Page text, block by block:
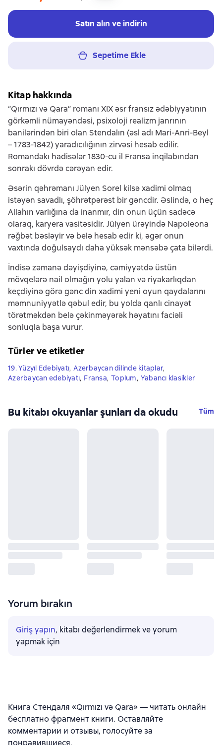
Satın alın ve indirin
Sepetime Ekle
Kitap hakkında
“Qırmızı və Qara” romanı XIX əsr fransız ədəbiyyatının
görkəmli nümayəndəsi, psixoloji realizm janrının
banilərindən biri olan Stendalın (əsl adı Mari-Anri-Beyl
– 1783-1842) yaradıcılığının zirvəsi hesab edilir.
Romandakı hadisələr 1830-cu il Fransa inqilabından
sonrakı dövrdə cərəyan edir.
Əsərin qəhrəmanı Jülyen Sorel kilsə xadimi olmaq
istəyən savadlı, şöhrətpərəst bir gəncdir. Əslində, o heç
Allahın varlığına da inanmır, din onun üçün sadəcə
olaraq, karyera vasitəsidir. Jülyen ürəyində Napoleona
rəğbət bəsləyir və belə hesab edir ki, əgər onun
vaxtında doğulsaydı daha yüksək mənsəbə çata bilərdi.
İndisə zəmanə dəyişdiyinə, cəmiyyətdə üstün
mövqelərə nail olmağın yolu yalan və riyakarlıqdan
keçdiyinə görə gənc din xadimi yeni oyun qaydalarını
məmnuniyyətlə qəbul edir, bu yolda qanlı cinayət
törətməkdən belə çəkinməyərək həyatını faciəli
sonluqla başa vurur.
Türler ve etiketler
19. Yüzyıl Edebiyatı, Azerbaycan dilinde kitaplar,
Azerbaycan edebiyatı, Fransa, Toplum, Yabancı klasikler
Bu kitabı okuyanlar şunları da okudu Tüm
Yorum bırakın
Giriş yapın, kitabı değerlendirmek ve yorum
yapmak için
Книга Стендаля «Qırmızı və Qara» — читать онлайн
бесплатно фрагмент книги. Оставляйте
комментарии и отзывы, голосуйте за
понравившиеся.